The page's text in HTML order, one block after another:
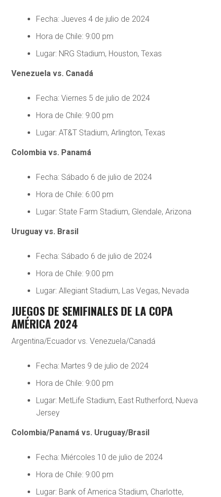
Fecha: Jueves 4 de julio de 2024
Hora de Chile: 9:00 pm
Lugar: NRG Stadium, Houston, Texas
Venezuela vs. Canadá
Fecha: Viernes 5 de julio de 2024
Hora de Chile: 9:00 pm
Lugar: AT&T Stadium, Arlington, Texas
Colombia vs. Panamá
Fecha: Sábado 6 de julio de 2024
Hora de Chile: 6:00 pm
Lugar: State Farm Stadium, Glendale, Arizona
Uruguay vs. Brasil
Fecha: Sábado 6 de julio de 2024
Hora de Chile: 9:00 pm
Lugar: Allegiant Stadium, Las Vegas, Nevada
JUEGOS DE SEMIFINALES DE LA COPA
AMÉRICA 2024
Argentina/Ecuador vs. Venezuela/Canadá
Fecha: Martes 9 de julio de 2024
Hora de Chile: 9:00 pm
Lugar: MetLife Stadium, East Rutherford, Nueva
Jersey
Colombia/Panamá vs. Uruguay/Brasil
Fecha: Miércoles 10 de julio de 2024
Hora de Chile: 9:00 pm
Lugar: Bank of America Stadium, Charlotte,